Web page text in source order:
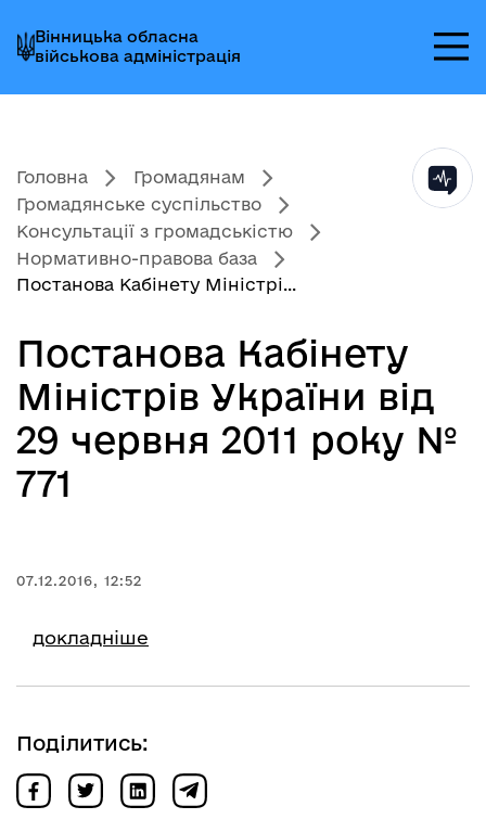
до
головного
меню
до
головного
вмісту
до
головного
колонтитула
Вінницька обласна
військова адміністрація
Головна
Громадянам
Громадянське суспільство
Консультації з громадськістю
Нормативно-правова база
Постанова Кабінету Міністрі...
Постанова Кабінету
Міністрів України від
29 червня 2011 року №
771
07.12.2016, 12:52
докладніше
Поділитись: